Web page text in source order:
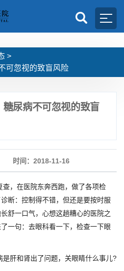
>
可忽视的致盲风险
糖尿病不可忽视的致盲
时间：2018-11-16
，在医院东奔西跑，做了各项检
断：控制得不错，但还是要按时服
舒一口气，心想这趟糟心的医院之
一句：去眼科看一下，检查一下眼
肝和肾出了问题，关眼睛什么事儿?